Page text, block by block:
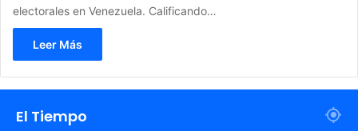
electorales en Venezuela. Calificando…
Leer Más
El Tiempo